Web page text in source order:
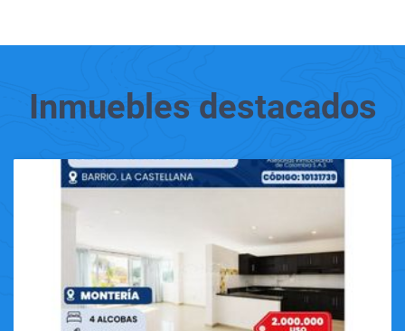
Inmuebles destacados